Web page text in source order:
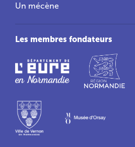
Un mécène
Les membres fondateurs